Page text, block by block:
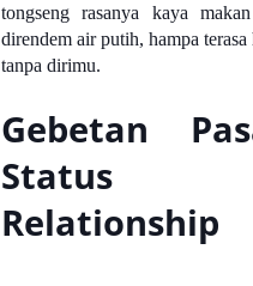
tongseng rasanya kaya
direndem air putih, hampa
tanpa dirimu.
Gebetan
Status
Relationship